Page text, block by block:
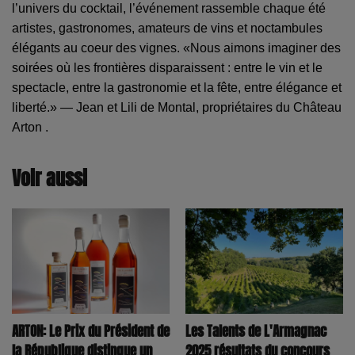
l’univers du cocktail, l’événement rassemble chaque été
artistes, gastronomes, amateurs de vins et noctambules
élégants au coeur des vignes. «Nous aimons imaginer des
soirées où les frontières disparaissent : entre le vin et le
spectacle, entre la gastronomie et la fête, entre élégance et
liberté.» — Jean et Lili de Montal, propriétaires du Château
Arton .
Voir aussi
ARTON: Le Prix du Président de
Les Talents de L'Armagnac